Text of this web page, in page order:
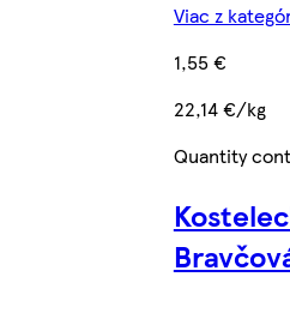
Viac z
1,55 €
22,14 €/kg
Quantity